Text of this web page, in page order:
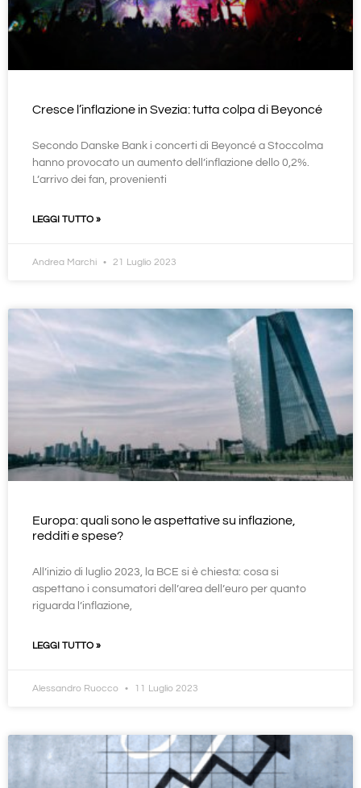
Cresce l’inflazione in Svezia: tutta colpa di Beyoncé
Secondo Danske Bank i concerti di Beyoncé a Stoccolma
hanno provocato un aumento dell’inflazione dello 0,2%.
L’arrivo dei fan, provenienti
LEGGI TUTTO »
Andrea Marchi 21 Luglio 2023
Europa: quali sono le aspettative su inflazione,
redditi e spese?
All’inizio di luglio 2023, la BCE si è chiesta: cosa si
aspettano i consumatori dell’area dell’euro per quanto
riguarda l’inflazione,
LEGGI TUTTO »
Alessandro Ruocco 11 Luglio 2023